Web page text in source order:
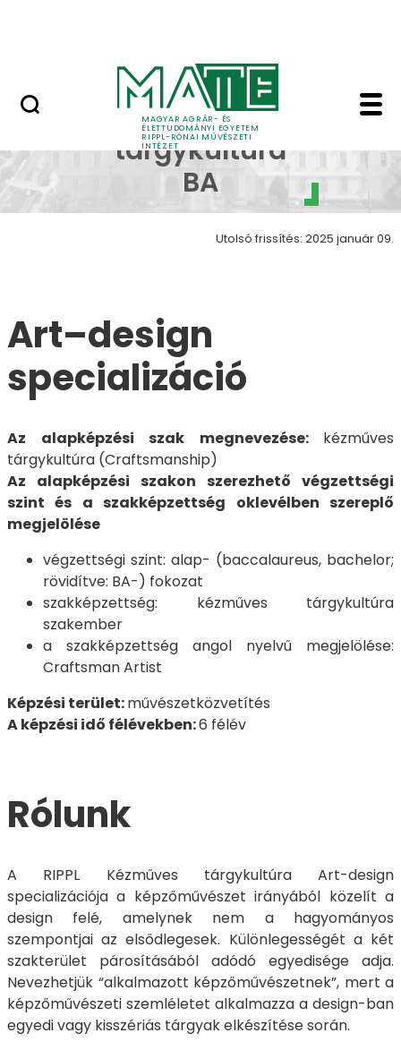
MAGYAR AGRÁR- ÉS
ÉLETTUDOMÁNYI EGYETEM
RIPPL-RÓNAI MŰVÉSZETI
INTÉZET
Art design galéria
Kézműves
tárgykultúra
BA
Utolsó frissítés: 2025 január 09.
Art–design
specializáció
Az alapképzési szak megnevezése: kézműves
tárgykultúra (Craftsmanship)
Az alapképzési szakon szerezhető végzettségi
szint és a szakképzettség oklevélben szereplő
megjelölése
végzettségi szint: alap- (baccalaureus, bachelor;
rövidítve: BA-) fokozat
szakképzettség: kézműves tárgykultúra
szakember
a szakképzettség angol nyelvű megjelölése:
Craftsman Artist
Képzési terület:művészetközvetítés
A képzési idő félévekben:6 félév
Rólunk
A RIPPL Kézműves tárgykultúra Art-design
specializációja a képzőművészet irányából közelít a
design felé, amelynek nem a hagyományos
szempontjai az elsődlegesek. Különlegességét a két
szakterület párosításából adódó egyedisége adja.
Nevezhetjük “alkalmazott képzőművészetnek”, mert a
képzőművészeti szemléletet alkalmazza a design-ban
egyedi vagy kisszériás tárgyak elkészítése során.